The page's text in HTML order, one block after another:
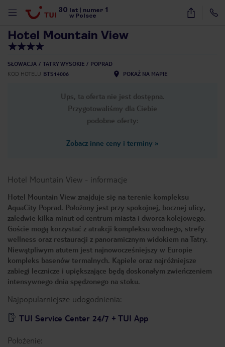
30 lat numer 1
w Polsce
35
Hotel Mountain View
SŁOWACJA TATRY WYSOKIE
POPRAD
KOD HOTELU BTS14006 POKAŻ NA MAPIE
Ups, ta oferta nie jest dostępna.
Przygotowaliśmy dla Ciebie
podobne oferty:
Zobacz inne ceny i terminy »
Hotel Mountain View - informacje
Hotel Mountain View znajduje się na terenie kompleksu
AquaCity Poprad. Położony jest przy spokojnej, bocznej ulicy,
zaledwie kilka minut od centrum miasta i dworca kolejowego.
Goście mogą korzystać z atrakcji kompleksu wodnego, strefy
wellness oraz restauracji z panoramicznym widokiem na Tatry.
Niewątpliwym atutem jest najnowocześniejszy w Europie
kompleks basenów termalnych. Kąpiele oraz najróżniejsze
zabiegi lecznicze i upiększające będą doskonałym zwieńczeniem
intensywnego dnia spędzonego na stoku.
Najpopularniejsze udogodnienia:
TUI Service Center 24/7 + TUI App
Położenie: